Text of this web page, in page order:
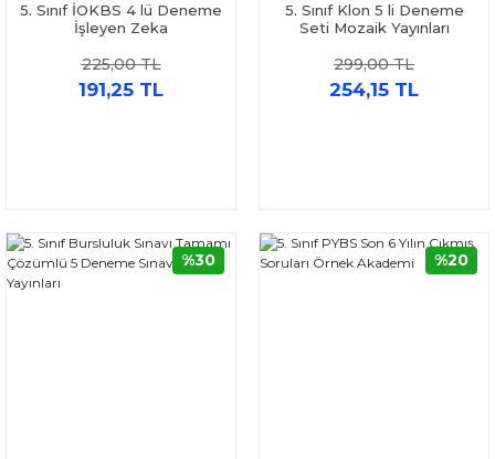
5. Sınıf İOKBS 4 lü Deneme
İşleyen Zeka
225,00 TL
191,25 TL
5. Sınıf Klon 5 li Deneme
Seti Mozaik Yayınları
299,00 TL
254,15 TL
%30 %20